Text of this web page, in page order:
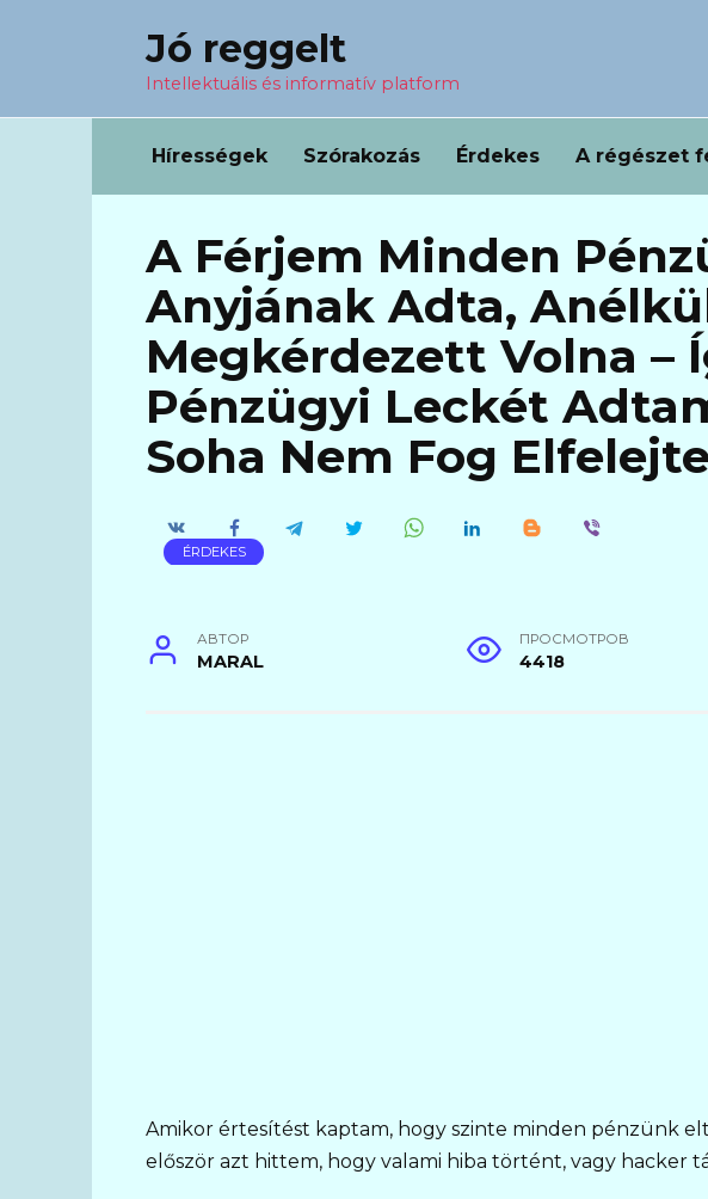
Jó reggelt
Intellektuális és informatív platform
Hírességek Szórakozás Érdekes A régészet
A Férjem Minden
Anyjának Adta,
Megkérdezett Volna –
Pénzügyi Leckét
Soha Nem Fog
ÉRDEKES
АВТОР
MARAL
ПРОСМОТРОВ
4418
Amikor értesítést kaptam, hogy szinte minden pénzünk
először azt hittem, hogy valami hiba történt, vagy hacker